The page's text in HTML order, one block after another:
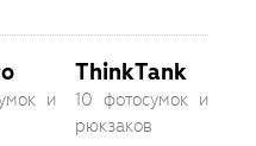
и
ThinkTank
10 фотосумок и
рюкзаков